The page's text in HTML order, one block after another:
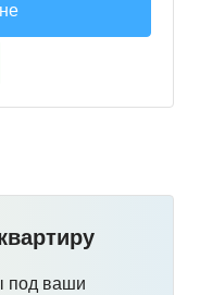
под ваши